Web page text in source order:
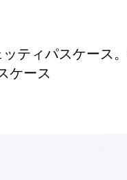
ティパスケース
ケース